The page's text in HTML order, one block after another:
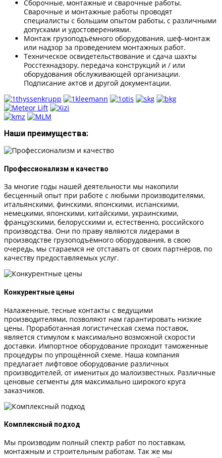
Сборочные, монтажные и сварочные работы.
Сварочные и монтажные работы проводят
специалисты с большим опытом работы, с различными
допусками и удостоверениями.
Монтаж грузоподъёмного оборудования, шеф-монтаж
или надзор за проведением монтажных работ.
Техническое освидетельствование и сдача шахты
Росстехнадзору, передача конструкций и / или
оборудования обслуживающей организации.
Подписание актов и другой документации.
Наши преимущества:
Профессионализм и качество
За многие годы нашей деятельности мы накопили
бесценный опыт при работе с любыми производителями,
итальянскими, финскими, японскими, испанскими,
немецкими, японскими, китайскими, украинскими,
французскими, белорусскими и, естественно, российского
производства. Они по праву являются лидерами в
производстве грузоподъёмного оборудования, в свою
очередь, мы стараемся не отставать от своих партнёров, по
качеству предоставляемых услуг.
Конкурентные цены
Налаженные, тесные контакты с ведущими
производителями, позволяют нам гарантировать низкие
цены. Проработанная логистическая схема поставок,
является стимулом к максимально возможной скорости
доставки. Импортное оборудование проходит таможенные
процедуры по упрощённой схеме. Наша компания
предлагает лифтовое оборудование различных
производителей, от именитых до малоизвестных. Различные
ценовые сегменты для максимально широкого круга
заказчиков.
Комплексный подход
Мы производим полный спектр работ по поставкам,
монтажным и строительным работам. Так же мы